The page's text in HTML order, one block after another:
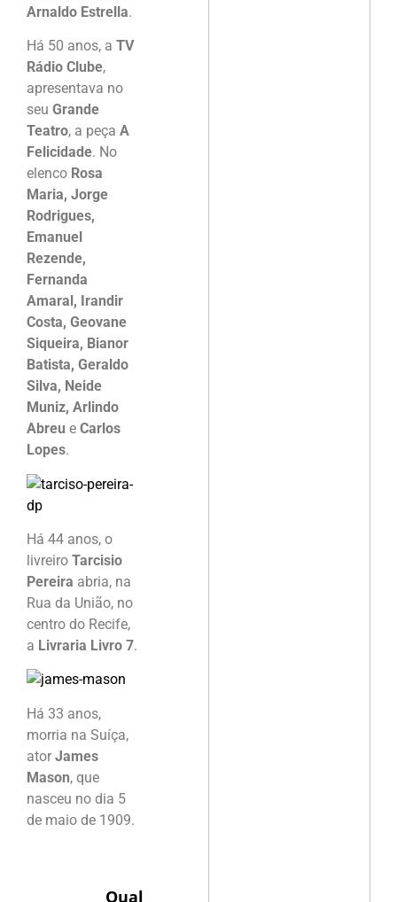
Arnaldo Estrella.
Há 50 anos, a TV
Rádio Clube,
apresentava no
seu Grande
Teatro, a peça A
Felicidade. No
elenco Rosa
Maria, Jorge
Rodrigues,
Emanuel
Rezende,
Fernanda
Amaral, Irandir
Costa, Geovane
Siqueira, Bianor
Batista, Geraldo
Silva, Neide
Muniz, Arlindo
Abreu e Carlos
Lopes.
Há 44 anos, o
livreiro Tarcisio
Pereira abria, na
Rua da União, no
centro do Recife,
a Livraria Livro 7.
Há 33 anos,
morria na Suíça,
ator James
Mason, que
nasceu no dia 5
de maio de 1909.
Qual